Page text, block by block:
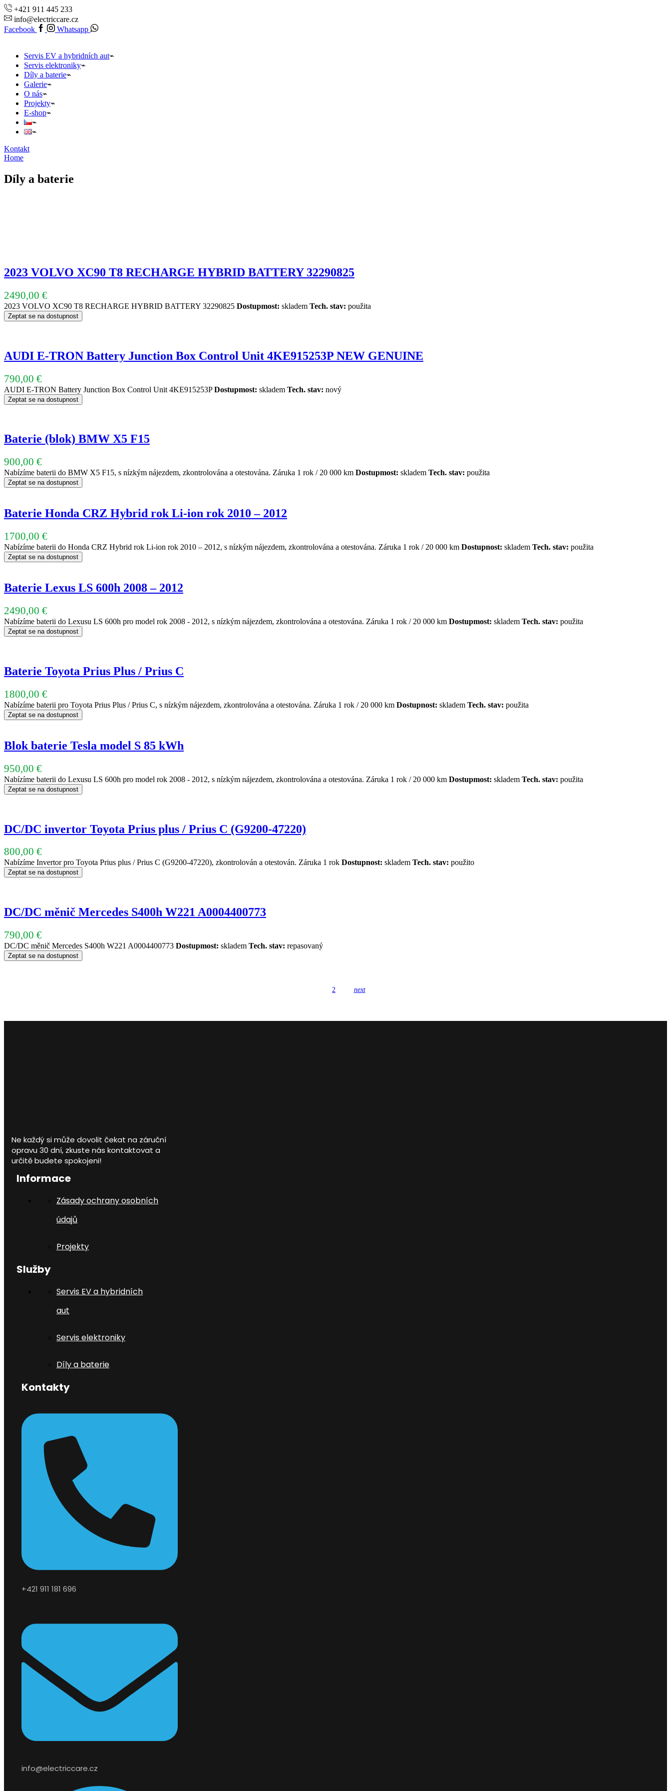
+421 911 445 233
info@electriccare.cz
Facebook
Whatsapp
Servis EV a hybridních aut
Servis elektroniky
Díly a baterie
Galerie
O nás
Projekty
E-shop
Kontakt
Home
Díly a baterie
2023 VOLVO XC90 T8 RECHARGE HYBRID BATTERY 32290825
2490,00 €
2023 VOLVO XC90 T8 RECHARGE HYBRID BATTERY 32290825 Dostupmost: skladem Tech. stav: použita
Zeptat se na dostupnost
AUDI E-TRON Battery Junction Box Control Unit 4KE915253P NEW GENUINE
790,00 €
AUDI E-TRON Battery Junction Box Control Unit 4KE915253PDostupmost: skladem Tech. stav: nový
Zeptat se na dostupnost
Baterie (blok) BMW X5 F15
900,00 €
Nabízíme baterii do BMW X5 F15, s nízkým nájezdem, zkontrolována a otestována. Záruka 1 rok / 20 000 km Dostupmost: skladem Tech. stav: použita
Zeptat se na dostupnost
Baterie Honda CRZ Hybrid rok Li-ion rok 2010 – 2012
1700,00 €
Nabízíme baterii do Honda CRZ Hybrid rok Li-ion rok 2010 – 2012, s nízkým nájezdem, zkontrolována a otestována. Záruka 1 rok / 20 000 km Dostupnost: skladem Tech. stav: použita
Zeptat se na dostupnost
Baterie Lexus LS 600h 2008 – 2012
2490,00 €
Nabízíme baterii do Lexusu LS 600h pro model rok 2008 - 2012, s nízkým nájezdem, zkontrolována a otestována. Záruka 1 rok / 20 000 km Dostupmost: skladem Tech. stav: použita
Zeptat se na dostupnost
Baterie Toyota Prius Plus / Prius C
1800,00 €
Nabízíme baterii pro Toyota Prius Plus / Prius C, s nízkým nájezdem, zkontrolována a otestována. Záruka 1 rok / 20 000 km Dostupnost: skladem Tech. stav: použita
Zeptat se na dostupnost
Blok baterie Tesla model S 85 kWh
950,00 €
Nabízíme baterii do Lexusu LS 600h pro model rok 2008 - 2012, s nízkým nájezdem, zkontrolována a otestována. Záruka 1 rok / 20 000 km Dostupmost: skladem Tech. stav: použita
Zeptat se na dostupnost
DC/DC invertor Toyota Prius plus / Prius C (G9200-47220)
800,00 €
Nabízíme Invertor pro Toyota Prius plus / Prius C (G9200-47220), zkontrolován a otestován. Záruka 1 rok Dostupnost: skladem Tech. stav: použito
Zeptat se na dostupnost
DC/DC měnič Mercedes S400h W221 A0004400773
790,00 €
DC/DC měnič Mercedes S400h W221 A0004400773 Dostupmost: skladem Tech. stav: repasovaný
Zeptat se na dostupnost
2 next
Ne každý si může dovolit čekat na záruční
opravu 30 dní, zkuste nás kontaktovat a
určitě budete spokojeni!
Informace
Zásady ochrany osobních
údajů
Projekty
Služby
Servis EV a hybridních
aut
Servis elektroniky
Díly a baterie
Kontakty
+421 911 181 696
info@electriccare.cz